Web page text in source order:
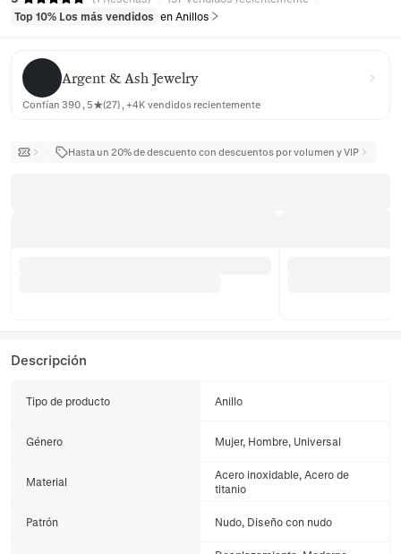
Top 10% Los más vendidos en Anillos
Argent & Ash Jewelry
Argent & Ash Jewelry
Confían 390 , 5★(27) , +4K vendidos recientemente
Hasta un 20% de descuento con descuentos por volumen y VIP
Descripción
Tipo de producto Anillo
Género Mujer, Hombre, Universal
Material
Acero inoxidable, Acero de
titanio
Patrón Nudo, Diseño con nudo